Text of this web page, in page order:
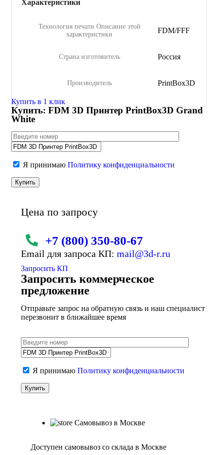
Характеристики
Технология печати Описание этой
характеристики
FDM/FFF
Страна изготовитель Россия
Производитель PrintBox3D
Купить в 1 клик
Купить: FDM 3D Принтер PrintBox3D Grand
White
Я принимаю Политику конфиденциальности
Цена по запросу
+7 (800) 350-80-67
Email для запроса КП: mail@3d-r.ru
Запросить КП
Запросить коммерческое
предложение
Отправьте запрос на обратную связь и наш специалист
перезвонит в ближайшее время
Я принимаю Политику конфиденциальности
Самовывоз в Москве
Доступен самовывоз со склада в Москве